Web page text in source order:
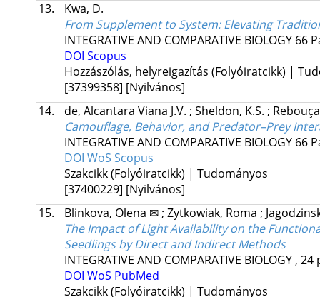
13.
Kwa, D.
From Supplement to System: Elevating
INTEGRATIVE AND COMPARATIVE BIOLOGY 66
DOI Scopus
Hozzászólás, helyreigazítás (Folyóiratcikk) |
[37399358] [Nyilvános]
14.
de, Alcantara Viana J.V. ; Sheldon, K.S. ;
Camouflage, Behavior, and Predator–Prey
INTEGRATIVE AND COMPARATIVE BIOLOGY 66
DOI WoS Scopus
Szakcikk (Folyóiratcikk) | Tudományos
[37400229] [Nyilvános]
15.
Blinkova, Olena ✉; Zytkowiak, Roma ;
The Impact of Light Availability on the
Seedlings by Direct and Indirect Methods
INTEGRATIVE AND COMPARATIVE BIOLOGY, 24
DOI WoS PubMed
Szakcikk (Folyóiratcikk) | Tudományos